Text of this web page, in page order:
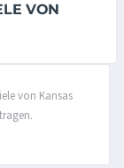
VON
von Kansas